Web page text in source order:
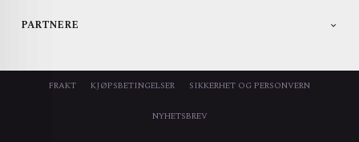
PARTNERE
FRAKT KJØPSBETINGELSER SIKKERHET OG PERSONVERN
NYHETSBREV